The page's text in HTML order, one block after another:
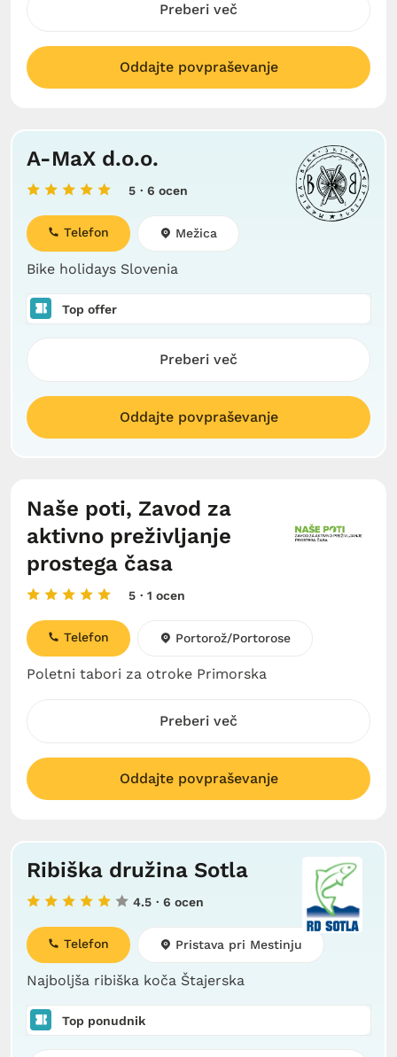
Preberi več
Oddajte povpraševanje
A-MaX d.o.o.
5 · 6 ocen
Bike holidays Slovenia
Telefon Mežica
Top offer
Preberi več
Oddajte povpraševanje
Naše poti, Zavod za
aktivno preživljanje
prostega časa
5 · 1 ocen
Poletni tabori za otroke Primorska
Telefon Portorož/Portorose
Preberi več
Oddajte povpraševanje
Ribiška družina Sotla
4.5 · 6 ocen
Najboljša ribiška koča Štajerska
Telefon Pristava pri Mestinju
Top ponudnik